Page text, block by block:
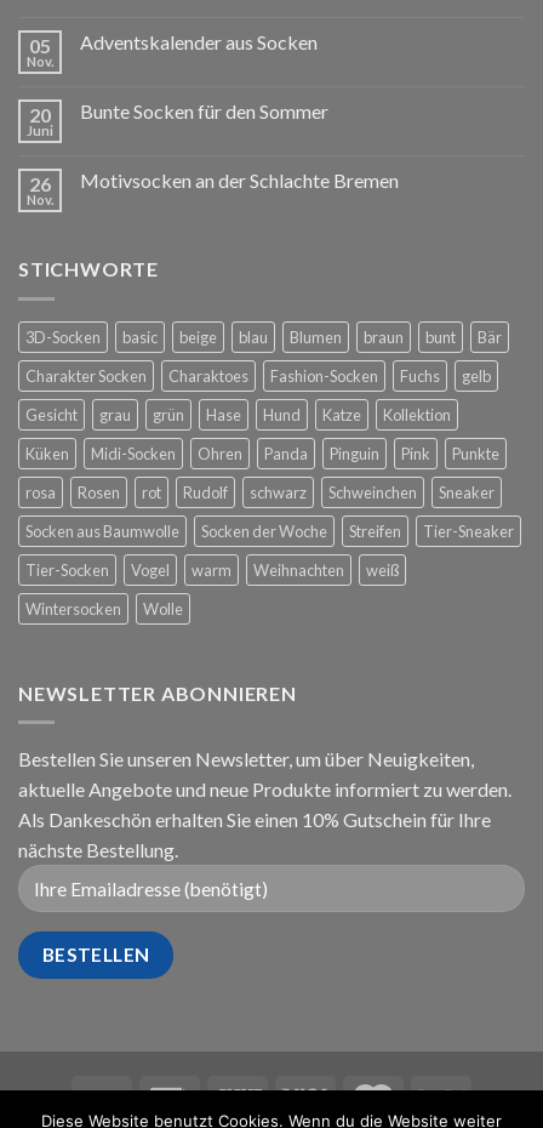
05
Nov.
Adventskalender aus Socken
20
Juni
Bunte Socken für den Sommer
26
Nov.
Motivsocken an der Schlachte Bremen
STICHWORTE
3D-Socken basic beige blau Blumen braun bunt
Bär
Charakter Socken
Charaktoes Fashion-Socken Fuchs
gelb
Gesicht
grau grün Hase Hund Katze
Kollektion
Küken
Midi-Socken Ohren Panda Pinguin Pink
Punkte
rosa
Rosen rot Rudolf schwarz Schweinchen
Sneaker
Socken aus Baumwolle
Socken der Woche Streifen
Tier-Sneaker
Tier-Socken
Vogel warm Weihnachten
weiß
Wintersocken
Wolle
NEWSLETTER ABONNIEREN
Bestellen Sie unseren Newsletter, um über Neuigkeiten,
aktuelle Angebote und neue Produkte informiert zu werden.
Als Dankeschön erhalten Sie einen 10% Gutschein für Ihre
nächste Bestellung.
Diese Website benutzt Cookies. Wenn du die Website weiter